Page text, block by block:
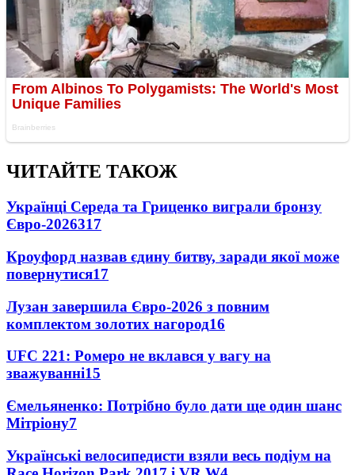
ЧИТАЙТЕ ТАКОЖ
Українці Середа та Гриценко виграли бронзу
Євро-2026317
Кроуфорд назвав єдину битву, заради якої може
повернутися17
Лузан завершила Євро-2026 з повним
комплектом золотих нагород16
UFC 221: Ромеро не вклався у вагу на
зважуванні15
Ємельяненко: Потрібно було дати ще один шанс
Мітріону7
Українські велосипедисти взяли весь подіум на